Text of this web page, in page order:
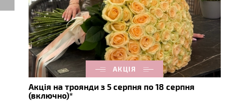
АКЦІЯ
Акція на троянди з 5 серпня по 18 серпня
(включно)*